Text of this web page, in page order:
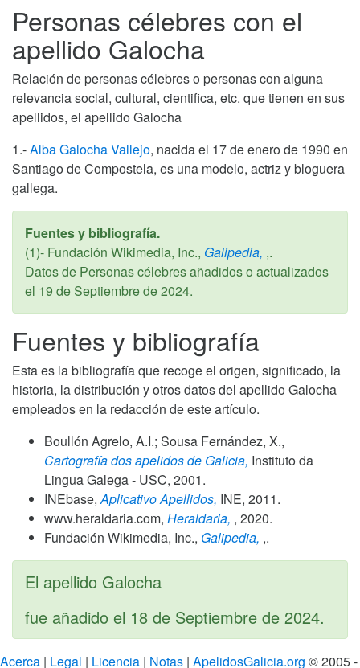
Personas célebres con el
apellido Galocha
Relación de personas célebres o personas con alguna
relevancia social, cultural, cientifica, etc. que tienen en sus
apellidos, el apellido Galocha
1.-Alba Galocha Vallejo, nacida el 17 de enero de 1990 en
Santiago de Compostela, es una modelo, actriz y bloguera
gallega.
Fuentes y bibliografía.
(1)- Fundación Wikimedia, Inc., Galipedia, ,.
Datos de Personas célebres añadidos o actualizados
el 19 de Septiembre de 2024.
Fuentes y bibliografía
Esta es la bibliografía que recoge el origen, significado, la
historia, la distribución y otros datos del apellido Galocha
empleados en la redacción de este artículo.
Boullón Agrelo, A.I.; Sousa Fernández, X.,
Cartografía dos apelidos de Galicia, Instituto da
Lingua Galega - USC, 2001.
INEbase,Aplicativo Apellidos, INE, 2011.
www.heraldaria.com, Heraldaria, , 2020.
Fundación Wikimedia, Inc., Galipedia, ,.
El apellido Galocha
fue añadido el 18 de Septiembre de 2024.
Acerca | Legal | Licencia | Notas | ApelidosGalicia.org © 2005 -